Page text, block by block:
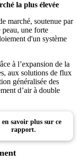
la plus élevée
marché, soutenue par
une forte
d'un système
à l’expansion de la
aux solutions de flux
généralisée des
d’air à double
savoir plus sur ce
rapport.